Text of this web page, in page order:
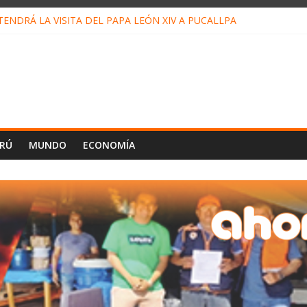
LA VISITA DEL PAPA LEÓN XIV A PUCALLPA
MUNDO ECONOMÍA